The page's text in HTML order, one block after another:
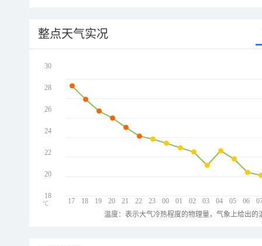
整点天气实况
17 18 19 20 21 22 23 00 01 02 03 04 05 06
30
28
26
24
22
20
18
℃
温度：表示大气冷热程度的物理量，气象上给出